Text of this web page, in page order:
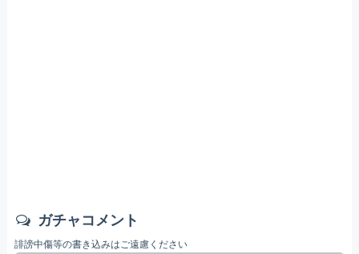
ガチャコメント
誹謗中傷等の書き込みはご遠慮ください